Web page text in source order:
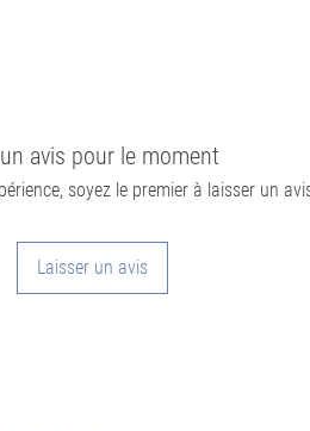
avis pour le moment
soyez le premier à laisser un
Laisser un avis